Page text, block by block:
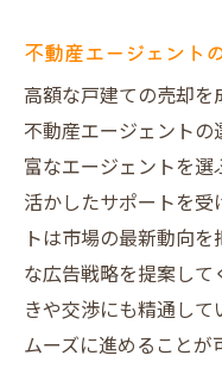
エネルギー
売却に向け
購入希望者
高額売却を目指
島区の市場特性
地域の将来
価格変動に
需要と供給
不動産エージェント
高額な戸建ての売却
不動産エージェント
富なエージェントを
活かしたサポートを
トは市場の最新動向
な広告戦略を提案し
きや交渉にも精通し
ムーズに進めること